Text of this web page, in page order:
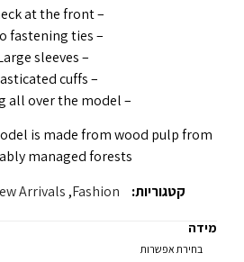
– V-neck at the front
– Two fastening ties
– Large sleeves
– Elasticated cuffs
– Fringing all over the model
is made from wood pulp from
managed forests.
קטגוריות:
Fashion
,
Arrivals
מידה